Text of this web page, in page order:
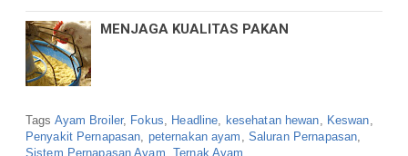
MENJAGA KUALITAS PAKAN
Tags Ayam Broiler, Fokus, Headline, kesehatan hewan, Keswan,
Penyakit Pernapasan, peternakan ayam , Saluran Pernapasan,
Sistem Pernapasan Ayam,Ternak Ayam